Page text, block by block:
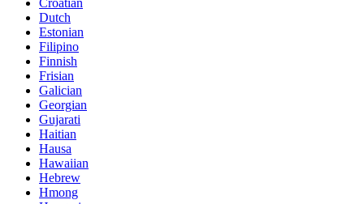
Dutch
Estonian
Filipino
Finnish
Frisian
Galician
Georgian
Gujarati
Haitian
Hausa
Hawaiian
Hebrew
Hmong